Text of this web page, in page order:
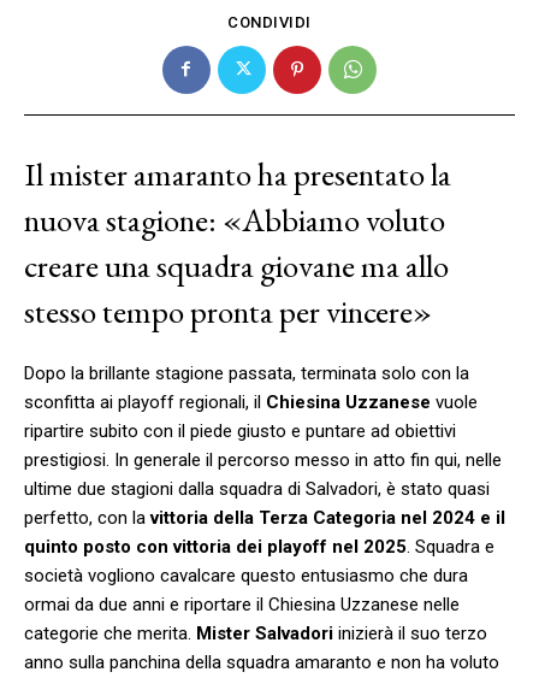
CONDIVIDI
Il mister amaranto ha presentato la
nuova stagione: «Abbiamo voluto
creare una squadra giovane ma allo
stesso tempo pronta per vincere»
Dopo la brillante stagione passata, terminata solo con la
sconfitta ai playoff regionali, il Chiesina Uzzanese vuole
ripartire subito con il piede giusto e puntare ad obiettivi
prestigiosi. In generale il percorso messo in atto fin qui, nelle
ultime due stagioni dalla squadra di Salvadori, è stato quasi
perfetto, con lavittoria della Terza Categoria nel 2024 e il
quinto posto con vittoria dei playoff nel 2025. Squadra e
società vogliono cavalcare questo entusiasmo che dura
ormai da due anni e riportare il Chiesina Uzzanese nelle
categorie che merita. Mister Salvadori inizierà il suo terzo
anno sulla panchina della squadra amaranto e non ha voluto